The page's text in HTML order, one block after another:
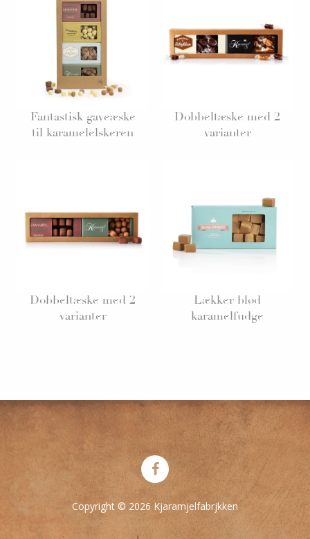
Fantastisk gaveæske
til karamelelskeren
Dobbeltæske med 2
varianter
Dobbeltæske med 2
varianter
Lækker blød
karamelfudge
Copyright © 2026 Kjaramjelfabrjkken